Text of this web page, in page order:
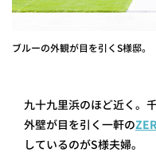
ブルーの外観が目を引くS様邸。
九十九里浜のほど近く。
外壁が目を引く一軒の
しているのがS様夫婦。